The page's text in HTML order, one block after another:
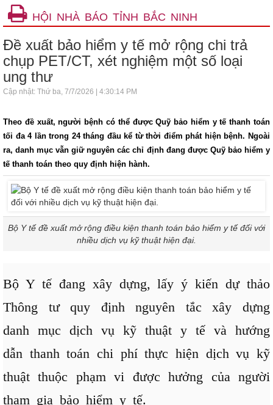
HỘI NHÀ BÁO TỈNH BẮC NINH
Đề xuất bảo hiểm y tế mở rộng chi trả
chụp PET/CT, xét nghiệm một số loại
ung thư
Cập nhật: Thứ ba, 7/7/2026 | 4:30:14 PM
Theo đề xuất, người bệnh có thể được Quỹ bảo hiểm y tế thanh toán
tối đa 4 lần trong 24 tháng đầu kể từ thời điểm phát hiện bệnh. Ngoài
ra, danh mục vẫn giữ nguyên các chỉ định đang được Quỹ bảo hiểm y
tế thanh toán theo quy định hiện hành.
Bộ Y tế đề xuất mở rộng điều kiện thanh toán bảo hiểm y tế đối với
nhiều dịch vụ kỹ thuật hiện đại.
Bộ Y tế đang xây dựng, lấy ý kiến dự thảo
Thông tư quy định nguyên tắc xây dựng
danh mục dịch vụ kỹ thuật y tế và hướng
dẫn thanh toán chi phí thực hiện dịch vụ kỹ
thuật thuộc phạm vi được hưởng của người
tham gia bảo hiểm y tế.